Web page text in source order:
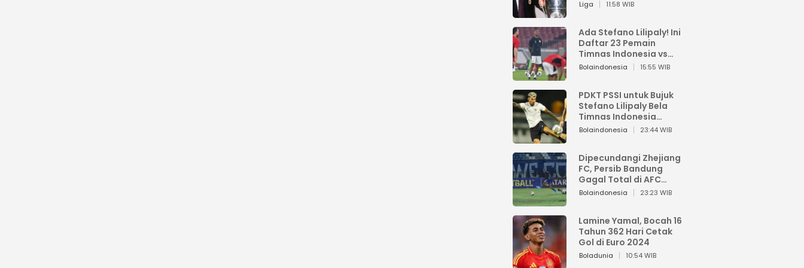
Liga 11:58 WIB
Ada Stefano Lilipaly! Ini
Daftar 23 Pemain
Timnas Indonesia vs
China
Bolaindonesia 15:55 WIB
PDKT PSSI untuk Bujuk
Stefano Lilipaly Bela
Timnas Indonesia
Berakhir Berantakan
Bolaindonesia 23:44 WIB
Dipecundangi Zhejiang
FC, Persib Bandung
Gagal Total di AFC
Champions League Two
Bolaindonesia 23:23 WIB
Lamine Yamal, Bocah 16
Tahun 362 Hari Cetak
Gol di Euro 2024
Boladunia 10:54 WIB